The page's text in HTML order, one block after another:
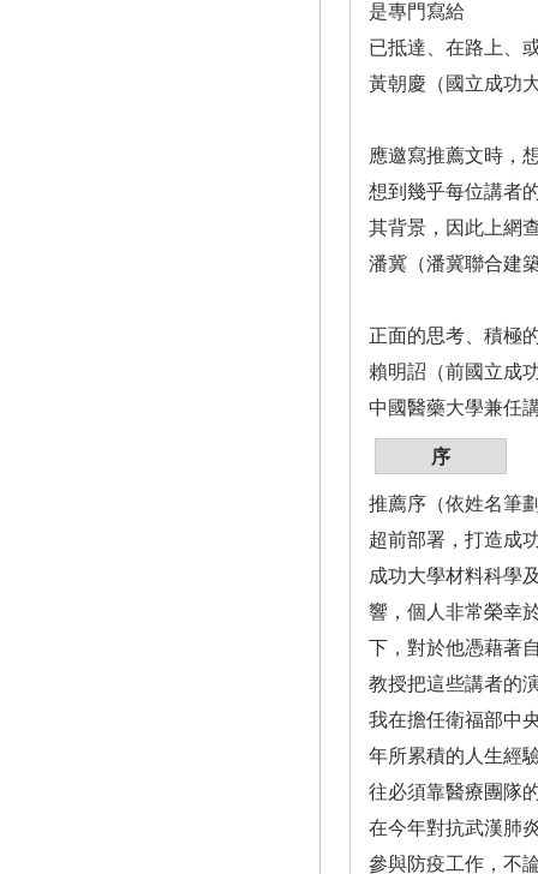
是專門寫給
已抵達、在路上、
黃朝慶（國立成功
應邀寫推薦文時，
想到幾乎每位講者
其背景，因此上網
潘冀（潘冀聯合建
正面的思考、積極
賴明詔（前國立成
中國醫藥大學兼任
序
推薦序（依姓名筆
超前部署，打造成
成功大學材料科學
響，個人非常榮幸
下，對於他憑藉著
教授把這些講者的
我在擔任衛福部中
年所累積的人生經
往必須靠醫療團隊
在今年對抗武漢肺
參與防疫工作，不